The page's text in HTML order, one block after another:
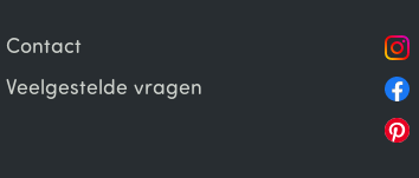
Contact
Veelgestelde vragen